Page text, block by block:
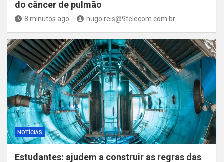
do câncer de pulmão
8 minutos ago hugo.reis@9telecom.com.br
NOTÍCIAS
Estudantes: ajudem a construir as regras das